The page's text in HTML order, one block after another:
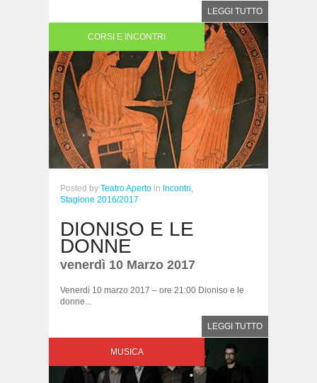
LEGGI TUTTO
CORSI E INCONTRI
Posted by Teatro Aperto in Incontri,
Stagione 2016/2017
DIONISO E LE
DONNE
venerdì 10 Marzo 2017
Venerdì 10 marzo 2017 – ore 21:00 Dioniso e le
donne...
LEGGI TUTTO
MUSICA